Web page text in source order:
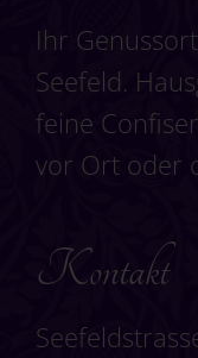
Ihr
Seefeld.
feine
vor Ort oder
Kontakt